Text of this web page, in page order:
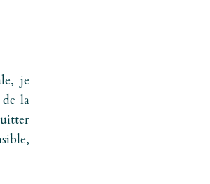
je
la